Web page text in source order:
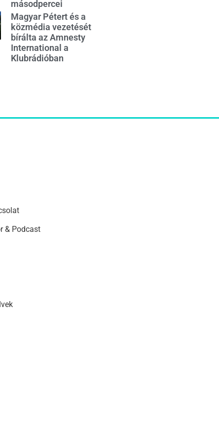
másodpercei
Magyar Pétert és a
közmédia vezetését
bírálta az Amnesty
International a
Klubrádióban
& Podcast